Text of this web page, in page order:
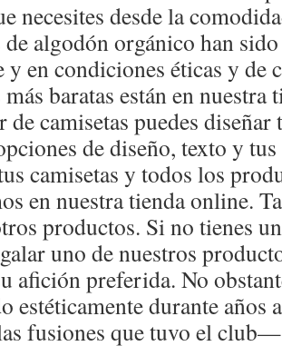
necesites desde la
de algodón orgánico han
y en condiciones éticas y de
más baratas están en
de camisetas puedes
de diseño, texto y
camisetas y todos los
en nuestra tienda online.
productos. Si no tienes
uno de nuestros
afición preferida. No
estéticamente durante
fusiones que tuvo el